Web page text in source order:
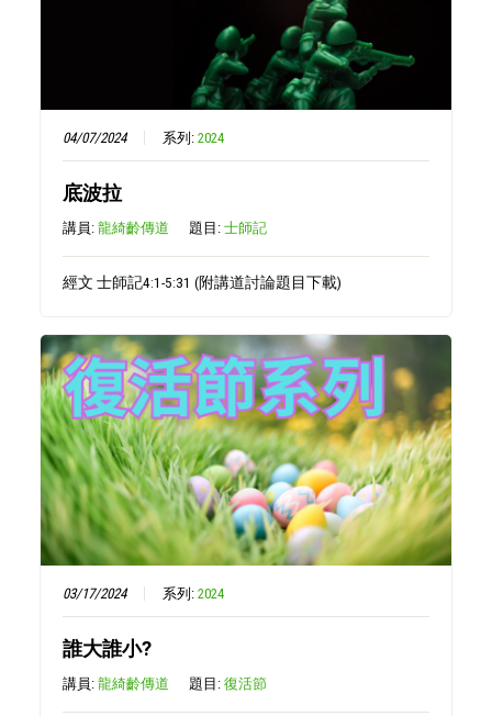
04/07/2024 系列:2024
底波拉
講員:龍綺齡傳道 題目:士師記
經文 士師記4:1-5:31 (附講道討論題目下載)
03/17/2024 系列:2024
誰大誰小?
講員:龍綺齡傳道 題目:復活節